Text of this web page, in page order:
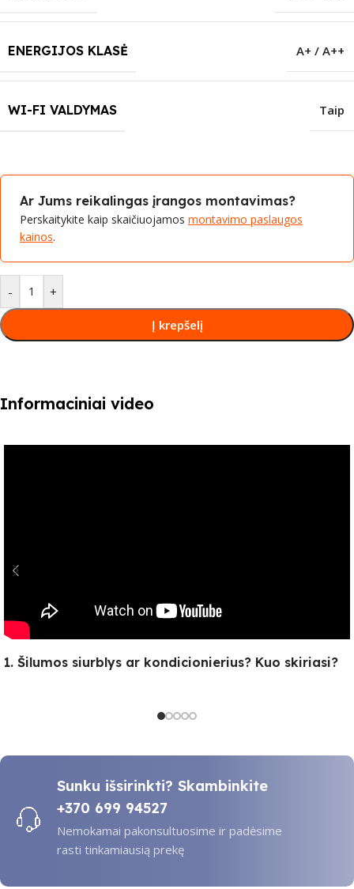
ENERGIJOS KLASĖ A+ / A++
WI-FI VALDYMAS Taip
Ar Jums reikalingas įrangos montavimas?
Perskaitykite kaip skaičiuojamos montavimo paslaugos
kainos.
- +
Į krepšelį
Informaciniai video
1. Šilumos siurblys ar kondicionierius? Kuo skiriasi?
Sunku išsirinkti? Skambinkite
+370 699 94527
Nemokamai pakonsultuosime ir padėsime
rasti tinkamiausią prekę